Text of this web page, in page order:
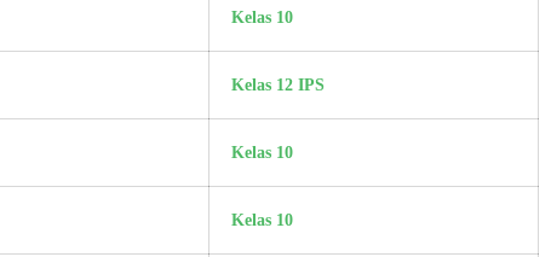
Kelas 10
Kelas 12 IPS
Kelas 10
Kelas 10